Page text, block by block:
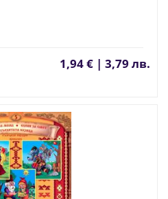
1,94 € | 3,79 лв.